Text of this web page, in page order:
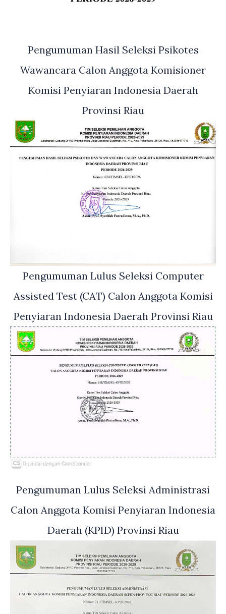
Pengumuman Hasil Seleksi Psikotes
Wawancara Calon Anggota Komisioner
Komisi Penyiaran Indonesia Daerah
Provinsi Riau
Pengumuman Lulus Seleksi Computer
Assisted Test (CAT) Calon Anggota Komisi
Penyiaran Indonesia Daerah Provinsi Riau
Pengumuman Lulus Seleksi Administrasi
Calon Anggota Komisi Penyiaran Indonesia
Daerah (KPID) Provinsi Riau